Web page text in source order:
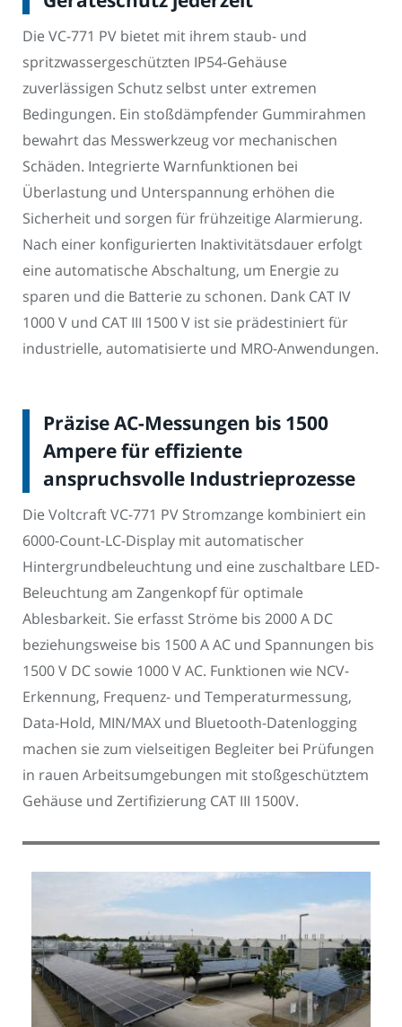
Die VC-771 PV bietet mit ihrem staub- und
spritzwassergeschützten IP54-Gehäuse
zuverlässigen Schutz selbst unter extremen
Bedingungen. Ein stoßdämpfender Gummirahmen
bewahrt das Messwerkzeug vor mechanischen
Schäden. Integrierte Warnfunktionen bei
Überlastung und Unterspannung erhöhen die
Sicherheit und sorgen für frühzeitige Alarmierung.
Nach einer konfigurierten Inaktivitätsdauer erfolgt
eine automatische Abschaltung, um Energie zu
sparen und die Batterie zu schonen. Dank CAT IV
1000 V und CAT III 1500 V ist sie prädestiniert für
industrielle, automatisierte und MRO-Anwendungen.
Präzise AC-Messungen bis 1500
Ampere für effiziente
anspruchsvolle Industrieprozesse
Die Voltcraft VC-771 PV Stromzange kombiniert ein
6000-Count-LC-Display mit automatischer
Hintergrundbeleuchtung und eine zuschaltbare LED-
Beleuchtung am Zangenkopf für optimale
Ablesbarkeit. Sie erfasst Ströme bis 2000 A DC
beziehungsweise bis 1500 A AC und Spannungen bis
1500 V DC sowie 1000 V AC. Funktionen wie NCV-
Erkennung, Frequenz- und Temperaturmessung,
Data-Hold, MIN/MAX und Bluetooth-Datenlogging
machen sie zum vielseitigen Begleiter bei Prüfungen
in rauen Arbeitsumgebungen mit stoßgeschütztem
Gehäuse und Zertifizierung CAT III 1500V.